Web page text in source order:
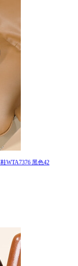
WTA7376 黑色42